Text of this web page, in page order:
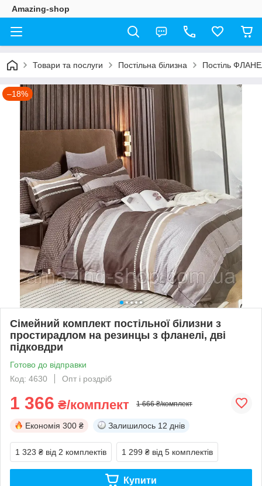
Amazing-shop
Товари та послуги Постільна білизна Постіль
–18%
Сімейний комплект постільної білизни з
простирадлом на резинцы з фланелі, дві
підковдри
Готово до відправки
Код: 4630
Опт і роздріб
1 366 ₴/комплект 1 666 ₴/комплект
Економія 300 ₴ Залишилось 12 днів
1 323 ₴ від 2 комплектів 1 299 ₴ від 5 комплектів
Купити